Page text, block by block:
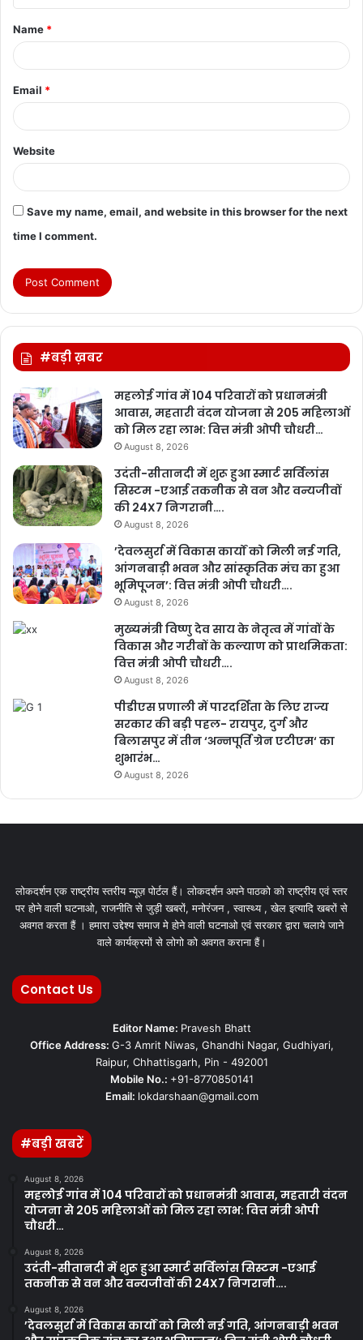
t
*
Name *
Email *
Website
Save my name, email, and website in this browser for the next
time I comment.
#बड़ी ख़बर
महलोई गांव में 104 परिवारों को प्रधानमंत्री
आवास, महतारी वंदन योजना से 205 महिलाओं
को मिल रहा लाभ: वित्त मंत्री ओपी चौधरी…
August 8, 2026
उदंती-सीतानदी में शुरू हुआ स्मार्ट सर्विलांस
सिस्टम -एआई तकनीक से वन और वन्यजीवों
की 24X7 निगरानी….
August 8, 2026
’देवलसुर्रा में विकास कार्यों को मिली नई गति,
आंगनबाड़ी भवन और सांस्कृतिक मंच का हुआ
भूमिपूजन’: वित्त मंत्री ओपी चौधरी….
August 8, 2026
मुख्यमंत्री विष्णु देव साय के नेतृत्व में गांवों के
विकास और गरीबों के कल्याण को प्राथमिकता:
वित्त मंत्री ओपी चौधरी….
August 8, 2026
पीडीएस प्रणाली में पारदर्शिता के लिए राज्य
सरकार की बड़ी पहल- रायपुर, दुर्ग और
बिलासपुर में तीन ‘अन्नपूर्ति ग्रेन एटीएम‘ का
शुभारंभ…
August 8, 2026
लोकदर्शन एक राष्ट्रीय स्तरीय न्यूज़ पोर्टल हैं। लोकदर्शन अपने पाठको को राष्ट्रीय एवं स्तर
पर होने वाली घटनाओ, राजनीति से जुड़ी खबरों, मनोरंजन , स्वास्थ्य , खेल इत्यादि खबरों से
अवगत करता हैं । हमारा उद्देश्य समाज मे होने वाली घटनाओ एवं सरकार द्वारा चलाये जाने
वाले कार्यक्रमों से लोगो को अवगत कराना हैं।
Contact Us
Editor Name: Pravesh Bhatt
Office Address: G-3 Amrit Niwas, Ghandhi Nagar, Gudhiyari,
Raipur, Chhattisgarh, Pin - 492001
Mobile No.: +91-8770850141
Email: lokdarshaan@gmail.com
#बड़ी खबरें
August 8, 2026
महलोई गांव में 104 परिवारों को प्रधानमंत्री आवास, महतारी वंदन
योजना से 205 महिलाओं को मिल रहा लाभ: वित्त मंत्री ओपी
चौधरी…
August 8, 2026
उदंती-सीतानदी में शुरू हुआ स्मार्ट सर्विलांस सिस्टम -एआई
तकनीक से वन और वन्यजीवों की 24X7 निगरानी….
August 8, 2026
’देवलसुर्रा में विकास कार्यों को मिली नई गति, आंगनबाड़ी भवन